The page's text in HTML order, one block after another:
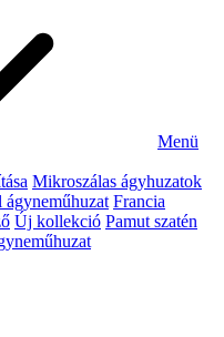
Menü
Mikroszálas ágyhuzatok
ágyneműhuzat Francia
Új kollekció Pamut szatén